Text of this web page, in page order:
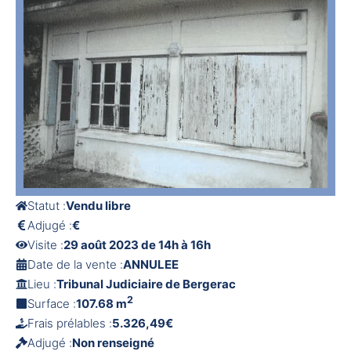
Statut :Vendu libre
Adjugé :€
Visite :29 août 2023 de 14h à 16h
Date de la vente :ANNULEE
Lieu :Tribunal Judiciaire de Bergerac
Surface :107.68 m2
Frais prélables :5.326,49€
Adjugé :Non renseigné